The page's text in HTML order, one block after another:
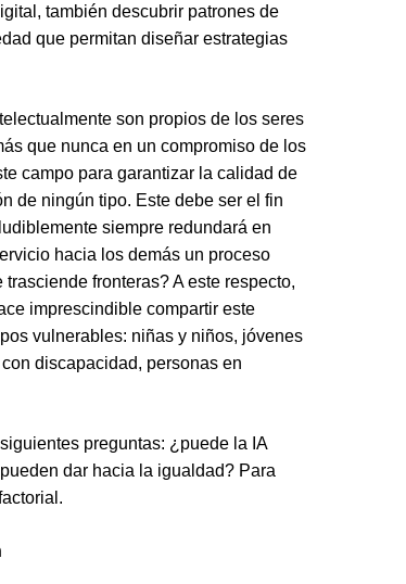
también descubrir patrones de
que permitan diseñar estrategias
son propios de los seres
que nunca en un compromiso de los
campo para garantizar la calidad de
de ningún tipo. Este debe ser el fin
siempre redundará en
hacia los demás un proceso
fronteras? A este respecto,
imprescindible compartir este
vulnerables: niñas y niños, jóvenes
discapacidad, personas en
preguntas: ¿puede la IA
dar hacia la igualdad? Para